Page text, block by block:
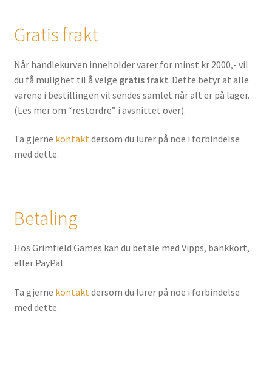
Gratis frakt
Når handlekurven inneholder varer for minst kr 2000,- vil
du få mulighet til å velge gratis frakt. Dette betyr at alle
varene i bestillingen vil sendes samlet når alt er på lager.
(Les mer om “restordre” i avsnittet over).
Ta gjerne kontaktdersom du lurer på noe i forbindelse
med dette.
Betaling
Hos Grimfield Games kan du betale med Vipps, bankkort,
eller PayPal.
Ta gjerne kontakt dersom du lurer på noe i forbindelse
med dette.